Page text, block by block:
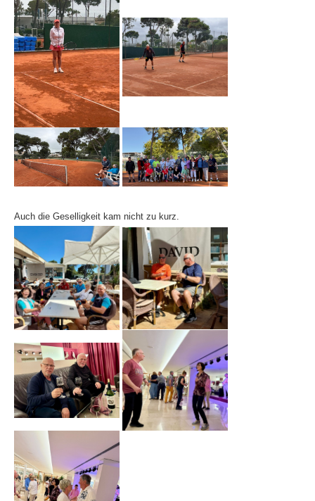
Jugend
TRAINING
Trainingszeiten
Trainer
Platz buchen
Kinder- und Jugendtraining
EVENTS & TURNIERE
4-Städte-Turnier
Unternehmer-Cup 2026
5. Kreismeisterschaften Anhalt Bitterfeld Kinder und
Jugend 2026
Vereinsturniere 2026
Auch die Geselligkeit kam nicht zu kurz.